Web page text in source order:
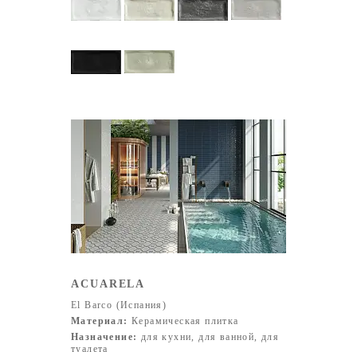
ACUARELA
El Barco (Испания)
Материал: Керамическая плитка
Назначение: для кухни, для ванной, для
туалета